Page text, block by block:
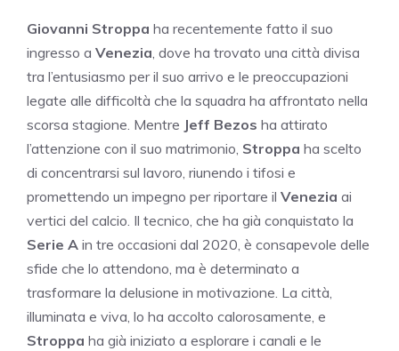
Giovanni Stroppa ha recentemente fatto il suo
ingresso a Venezia, dove ha trovato una città divisa
tra l’entusiasmo per il suo arrivo e le preoccupazioni
legate alle difficoltà che la squadra ha affrontato nella
scorsa stagione. Mentre Jeff Bezos ha attirato
l’attenzione con il suo matrimonio, Stroppa ha scelto
di concentrarsi sul lavoro, riunendo i tifosi e
promettendo un impegno per riportare il Venezia ai
vertici del calcio. Il tecnico, che ha già conquistato la
Serie A in tre occasioni dal 2020, è consapevole delle
sfide che lo attendono, ma è determinato a
trasformare la delusione in motivazione. La città,
illuminata e viva, lo ha accolto calorosamente, e
Stroppa ha già iniziato a esplorare i canali e le